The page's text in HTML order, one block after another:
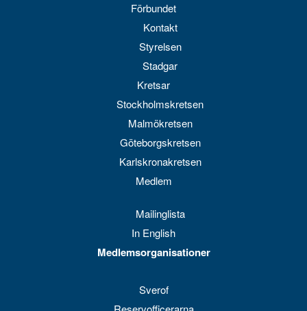
Förbundet
Kontakt
Styrelsen
Stadgar
Kretsar
Stockholmskretsen
Malmökretsen
Göteborgskretsen
Karlskronakretsen
Medlem
Mailinglista
In English
Medlemsorganisationer
Sverof